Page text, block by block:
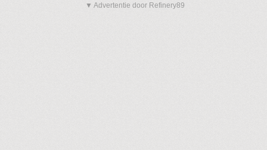
▼ Advertentie door Refinery89